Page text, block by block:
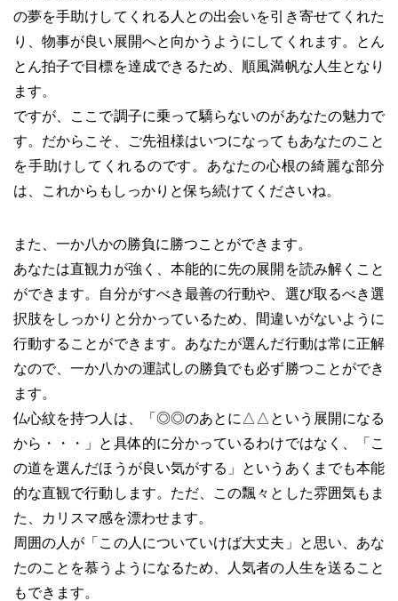
の夢を手助けしてくれる人との出会いを引き寄せてくれた
り、物事が良い展開へと向かうようにしてくれます。とん
とん拍子で目標を達成できるため、順風満帆な人生となり
ます。
ですが、ここで調子に乗って驕らないのがあなたの魅力で
す。だからこそ、ご先祖様はいつになってもあなたのこと
を手助けしてくれるのです。あなたの心根の綺麗な部分
は、これからもしっかりと保ち続けてくださいね。
また、一か八かの勝負に勝つことができます。
あなたは直観力が強く、本能的に先の展開を読み解くこと
ができます。自分がすべき最善の行動や、選び取るべき選
択肢をしっかりと分かっているため、間違いがないように
行動することができます。あなたが選んだ行動は常に正解
なので、一か八かの運試しの勝負でも必ず勝つことができ
ます。
仏心紋を持つ人は、「◎◎のあとに△△という展開になる
から・・・」と具体的に分かっているわけではなく、「こ
の道を選んだほうが良い気がする」というあくまでも本能
的な直観で行動します。ただ、この飄々とした雰囲気もま
た、カリスマ感を漂わせます。
周囲の人が「この人についていけば大丈夫」と思い、あな
たのことを慕うようになるため、人気者の人生を送ること
もできます。